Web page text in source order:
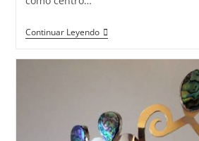
Continuar LeyendoLa
Escuela
Recibe
El
Premio